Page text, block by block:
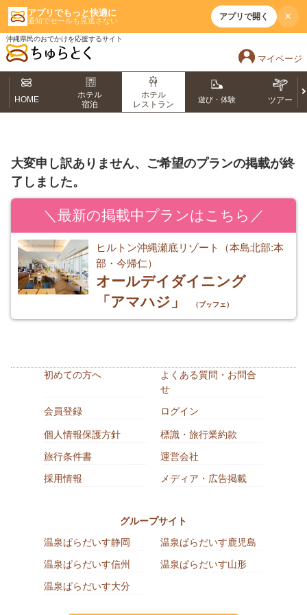
アプリでもっと快適に
通知でセールも見逃さない アプリで開く ×
沖縄県民のおでかけを応援するサイト
マイページ
HOME
ホテル
宿泊
ホテル
レストラン
遊び・体験 ツアー
大変申し訳ありません、ご希望のプランの掲載が終
了しました。
＼最新の掲載中プランはこちら／
ヒルトン沖縄瀬底リゾート（本島北部:本
部・今帰仁）
オールデイダイニング
「アマハジ」
（ブッフェ）
初めての方へ
よくある質問・お問合
せ
会員登録
ログイン
個人情報保護方針
標識・旅行業約款
旅行条件書
運営会社
採用情報
メディア・広告掲載
グループサイト
温泉ぱらだいす静岡
温泉ぱらだいす鹿児島
温泉ぱらだいす信州
温泉ぱらだいす山形
温泉ぱらだいす大分